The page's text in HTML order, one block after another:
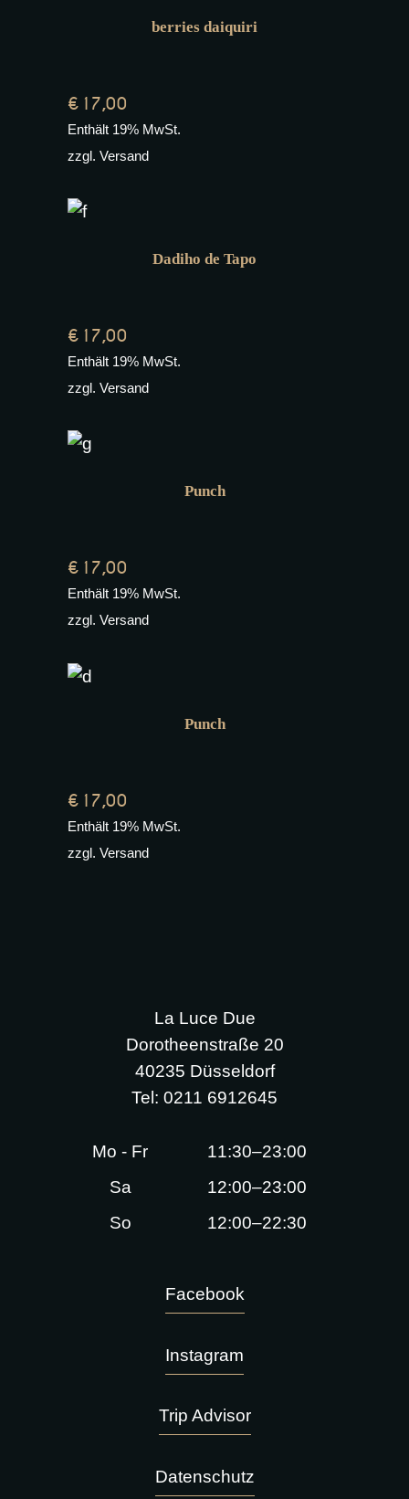
berries daiquiri
€ 17,00
Enthält 19% MwSt.
zzgl. Versand
Dadiho de Tapo
€ 17,00
Enthält 19% MwSt.
zzgl. Versand
Punch
€ 17,00
Enthält 19% MwSt.
zzgl. Versand
Punch
€ 17,00
Enthält 19% MwSt.
zzgl. Versand
La Luce Due
Dorotheenstraße 20
40235 Düsseldorf
Tel: 0211 6912645
Mo - Fr
11:30–23:00
Sa
12:00–23:00
So
12:00–22:30
Facebook
Instagram
Trip Advisor
Datenschutz